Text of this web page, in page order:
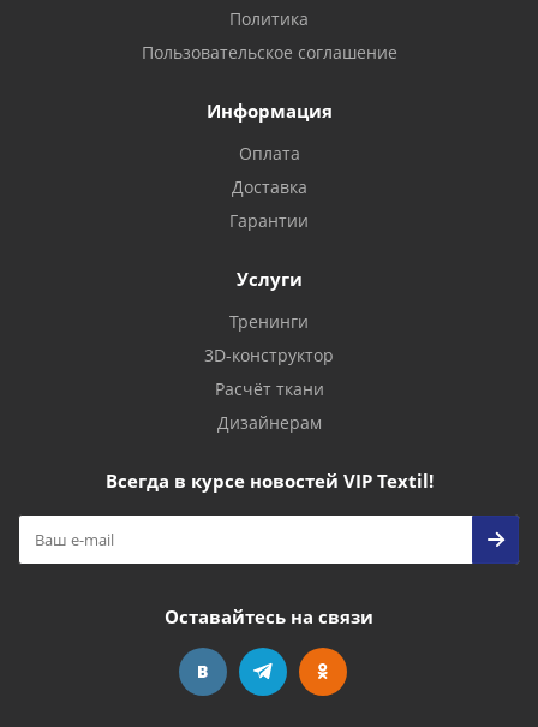
Политика
Пользовательское соглашение
Информация
Оплата
Доставка
Гарантии
Услуги
Тренинги
3D-конструктор
Расчёт ткани
Дизайнерам
Всегда в курсе новостей VIP Textil!
Оставайтесь на связи